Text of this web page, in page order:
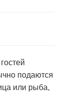
подаются
или рыба,